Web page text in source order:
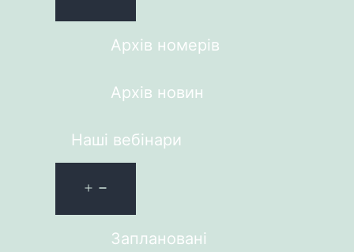
Архів номерів
Архів новин
Наші вебінари
Заплановані